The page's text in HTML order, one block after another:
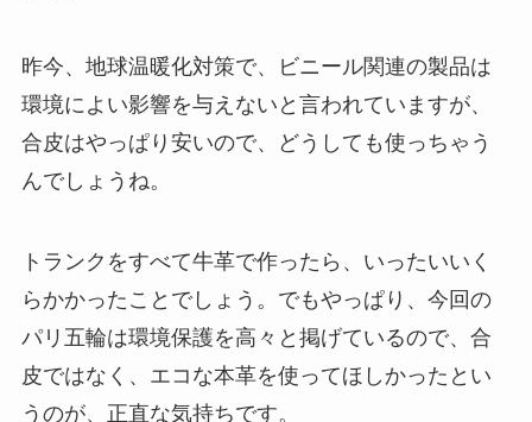
昨今、地球温暖化対策で、ビニール関連の製品は
環境によい影響を与えないと言われていますが、
合皮はやっぱり安いので、どうしても使っちゃう
んでしょうね。
トランクをすべて牛革で作ったら、いったいいく
らかかったことでしょう。でもやっぱり、今回の
パリ五輪は環境保護を高々と掲げているので、合
皮ではなく、エコな本革を使ってほしかったとい
うのが、正直な気持ちです。